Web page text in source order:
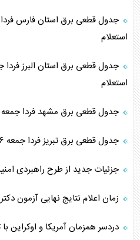
استعلام
استعلام
جدول قطعی برق مشهد فردا جمعه ۱۶ مرداد ۱۴۰۵ + نحوه استعلام
جدول قطعی برق تبریز فردا جمعه ۱۶ مرداد ۱۴۰۵ + نحوه استعلام
جزئیات جدید از طرح راهبردی
زمان اعلام نتایج نهایی آزمون دکتری
دردسر همزمان آمریکا و